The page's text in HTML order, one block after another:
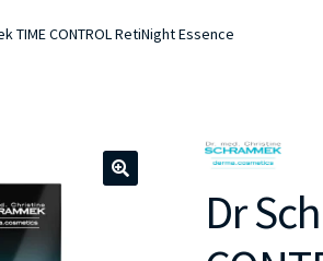
TIME CONTROL RetiNight Essence
Dr